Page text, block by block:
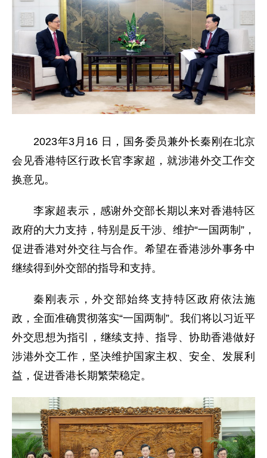
2023年3月16 日，国务委员兼外长秦刚在北京
会见香港特区行政长官李家超，就涉港外交工作交
换意见。
李家超表示，感谢外交部长期以来对香港特区
政府的大力支持，特别是反干涉、维护“一国两制”，
促进香港对外交往与合作。希望在香港涉外事务中
继续得到外交部的指导和支持。
秦刚表示，外交部始终支持特区政府依法施
政，全面准确贯彻落实“一国两制”。我们将以习近平
外交思想为指引，继续支持、指导、协助香港做好
涉港外交工作，坚决维护国家主权、安全、发展利
益，促进香港长期繁荣稳定。